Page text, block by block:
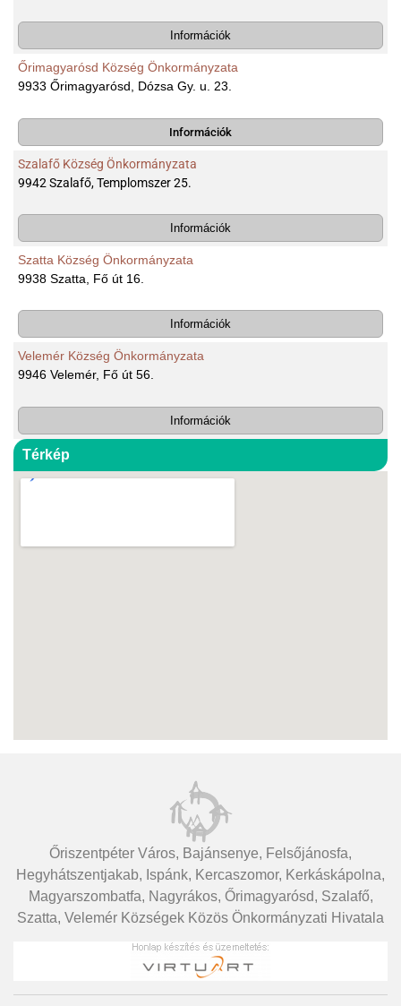
Információk
Őrimagyarósd Község Önkormányzata
9933 Őrimagyarósd, Dózsa Gy. u. 23.
Információk
Szalafő Község Önkormányzata
9942 Szalafő, Templomszer 25.
Információk
Szatta Község Önkormányzata
9938 Szatta, Fő út 16.
Információk
Velemér Község Önkormányzata
9946 Velemér, Fő út 56.
Információk
Térkép
Őriszentpéter Város, Bajánsenye, Felsőjánosfa,
Hegyhátszentjakab, Ispánk, Kercaszomor, Kerkáskápolna,
Magyarszombatfa, Nagyrákos, Őrimagyarósd, Szalafő,
Szatta, Velemér Községek Közös Önkormányzati Hivatala